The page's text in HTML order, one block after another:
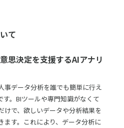
て
思決定を支援するAIアナリ
事データ分析を誰でも簡単に行え
す。BIツールや専門知識がなくて
けで、欲しいデータや分析結果を
ます。これにより、データ分析に